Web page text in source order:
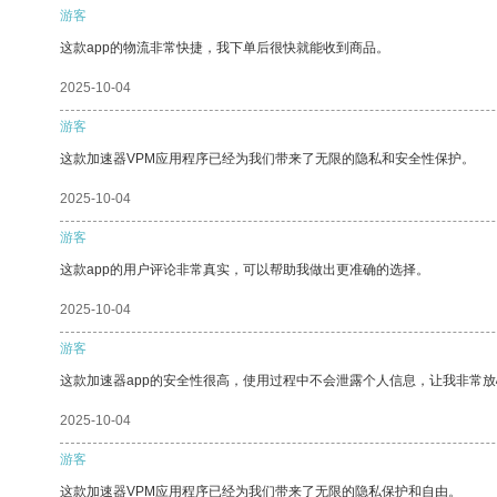
游客
这款app的物流非常快捷，我下单后很快就能收到商品。
2025-10-04
游客
这款加速器VPM应用程序已经为我们带来了无限的隐私和安全性保护。
2025-10-04
游客
这款app的用户评论非常真实，可以帮助我做出更准确的选择。
2025-10-04
游客
这款加速器app的安全性很高，使用过程中不会泄露个人信息，让我非常
2025-10-04
游客
这款加速器VPM应用程序已经为我们带来了无限的隐私保护和自由。